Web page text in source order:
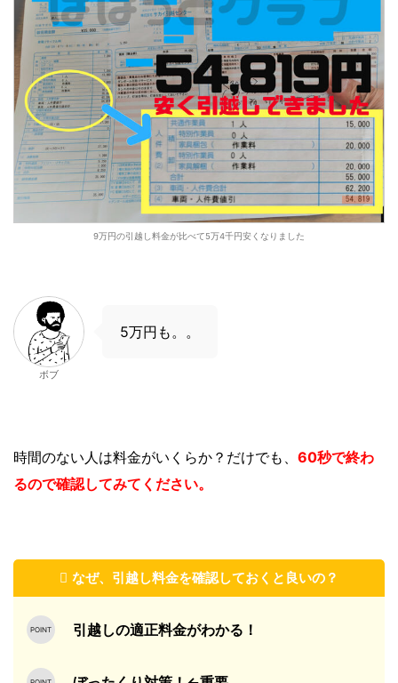
9万円の引越し料金が比べて5万4千円安くなりました
ボブ
5万円も。。
時間のない人は料金がいくらか？ だけでも、 60秒で終わ
るので確認してみてください。
なぜ、引越し料金を確認しておくと良いの？
引越しの適正料金がわかる！